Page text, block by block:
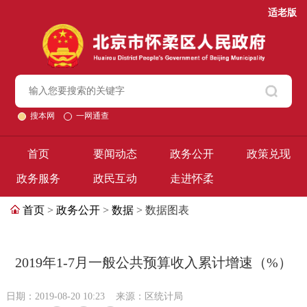
适老版
搜本网 一网通查
首页 要闻动态 政务公开 政策兑现
政务服务 政民互动 走进怀柔
首页 > 政务公开 > 数据 > 数据图表
2019年1-7月一般公共预算收入累计增速（%）
日期：2019-08-20 10:23 来源：区统计局